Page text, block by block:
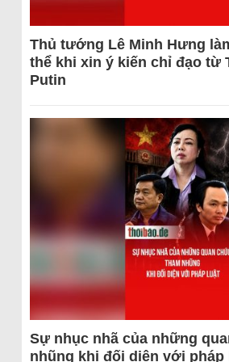
Thủ tướng Lê Minh Hưng
thể khi xin ý kiến chỉ đạo từ
Putin
Sự nhục nhã của những
nhũng khi đối diện với pháp